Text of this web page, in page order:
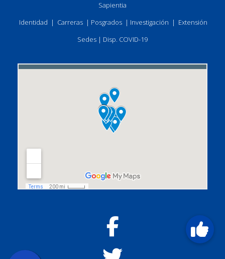
Sapientia
Identidad | Carreras | Posgrados | Investigación | Extensión
Sedes | Disp. COVID-19